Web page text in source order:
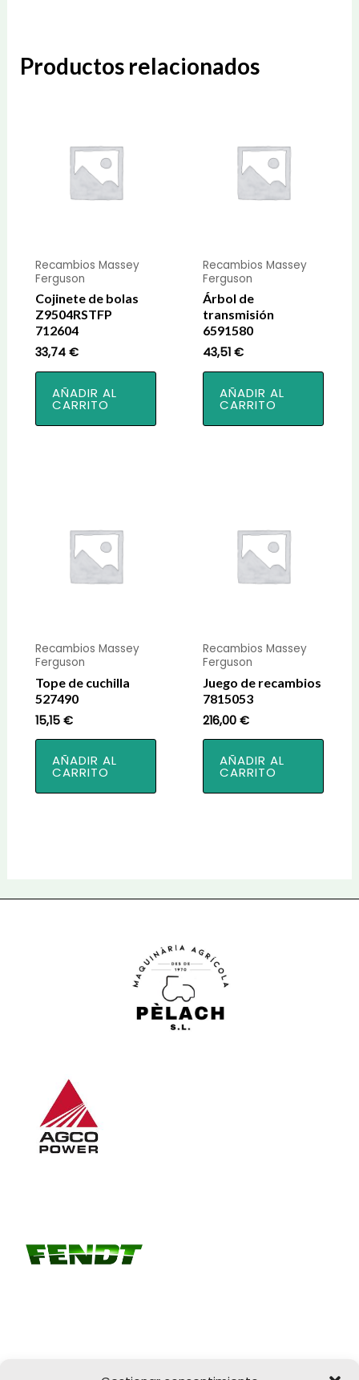
Productos relacionados
Recambios Massey
Ferguson
Cojinete de bolas
Z9504RSTFP
712604
33,74 €
AÑADIR AL
CARRITO
Recambios Massey
Ferguson
Árbol de
transmisión
6591580
43,51€
AÑADIR AL
CARRITO
Recambios Massey
Ferguson
Tope de cuchilla
527490
15,15 €
AÑADIR AL
CARRITO
Recambios Massey
Ferguson
Juego de recambios
7815053
216,00€
AÑADIR AL
CARRITO